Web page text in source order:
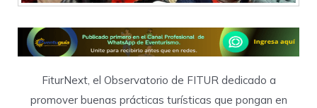
FiturNext, el Observatorio de FITUR dedicado a
promover buenas prácticas turísticas que pongan en